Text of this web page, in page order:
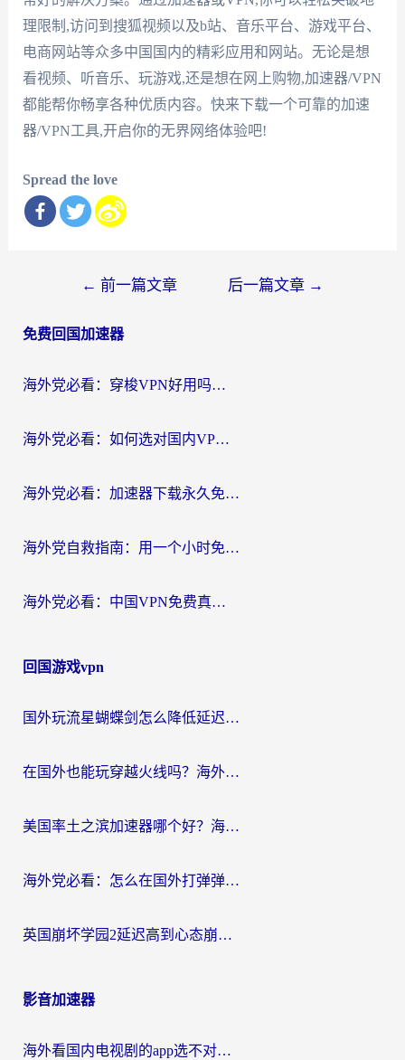
理限制,访问到搜狐视频以及b站、音乐平台、游戏平台、
电商网站等众多中国国内的精彩应用和网站。无论是想
看视频、听音乐、玩游戏,还是想在网上购物,加速器/VPN
都能帮你畅享各种优质内容。快来下载一个可靠的加速
器/VPN工具,开启你的无界网络体验吧!
Spread the love
导
← 前一篇文章 后一篇文章 →
免费回国加速器
海外党必看：穿梭VPN好用吗？和云帆VPN对比哪个回国效果更好？附真实测评+避坑指南
海外党必看：如何选对国内VPN，实现无缝访问国内资源？
海外党必看：加速器下载永久免费版真的存在吗？教你无缝访问国内资源的正确姿势
海外党自救指南：用一个小时免费加速器，轻松打破国内资源访问壁垒？
海外党必看：中国VPN免费真的靠谱吗？手把手教你选对回国加速器
回国游戏vpn
国外玩流星蝴蝶剑怎么降低延迟？海外党必看的加速秘籍（含欧洲鸣潮&彩虹岛优化攻略）
在国外也能玩穿越火线吗？海外玩家国服游戏畅玩终极指南
美国率土之滨加速器哪个好？海外党国服游戏畅玩终极指南（附多游戏解决方案）
海外党必看：怎么在国外打弹弹堂不卡？番茄加速器亲测指南
英国崩坏学园2延迟高到心态崩？海外党国服游戏加速终极指南
影音加速器
海外看国内电视剧的app选不对？这份回国加速器避坑指南帮你流畅追剧